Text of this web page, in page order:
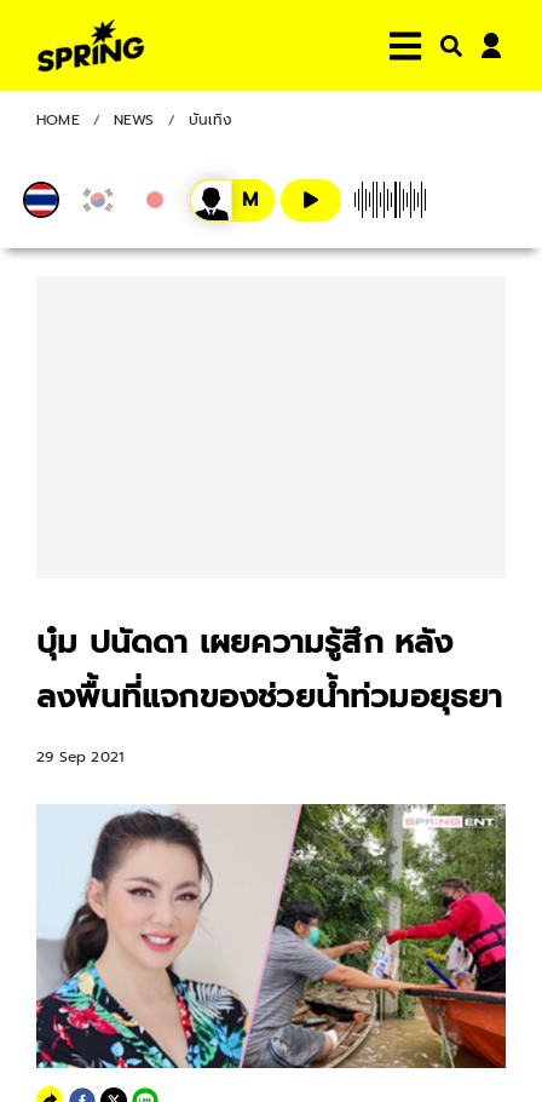
HOME NEWS บันเทิง
บุ๋ม ปนัดดา เผยความรู้สึก หลัง
ลงพื้นที่แจกของช่วยน้ำท่วมอยุธยา
29 Sep 2021